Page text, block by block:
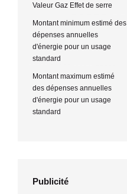
Valeur Gaz Effet de serre
Montant minimum estimé des
dépenses annuelles
d'énergie pour un usage
standard
Montant maximum estimé
des dépenses annuelles
d'énergie pour un usage
standard
Publicité